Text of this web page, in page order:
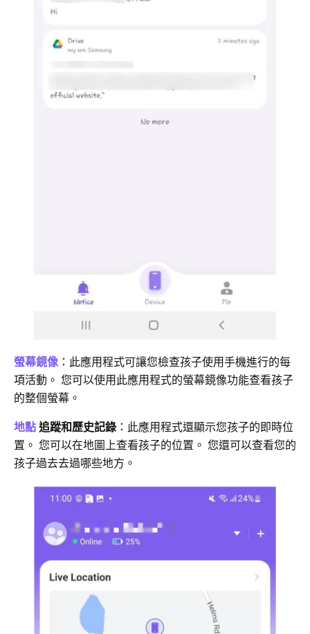
螢幕鏡像 ：此應用程式可讓您檢查孩子使用手機進行的每
項活動。 您可以使用此應用程式的螢幕鏡像功能查看孩子
的整個螢幕。
地點追蹤和歷史記錄 ：此應用程式還顯示您孩子的即時位
置。 您可以在地圖上查看孩子的位置。 您還可以查看您的
孩子過去去過哪些地方。